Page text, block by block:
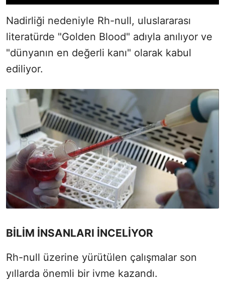
Nadirliği nedeniyle Rh-null, uluslararası
literatürde "Golden Blood" adıyla anılıyor ve
"dünyanın en değerli kanı" olarak kabul
ediliyor.
BİLİM İNSANLARI İNCELİYOR
Rh-null üzerine yürütülen çalışmalar son
yıllarda önemli bir ivme kazandı.